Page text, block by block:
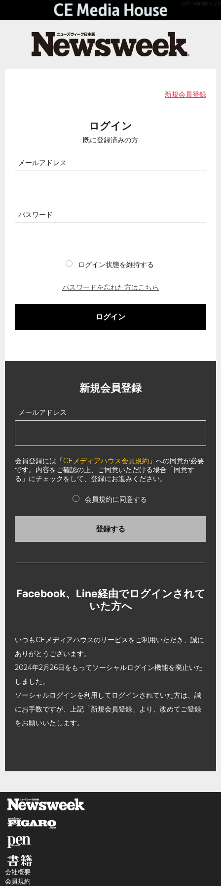
API Version 2.0
新規会員登録
ログイン
既に登録済みの方
メールアドレス
パスワード
ログイン状態を維持する
パスワードを忘れた方はこちら
ログイン
新規会員登録
メールアドレス
会員登録には「CEメディアハウス会員規約 」への同意が必要
です。内容をご確認の上、ご同意いただける場合「同意す
る」にチェックをして、登録にお進みください。
会員規約に同意する
登録する
Facebook、Line経由でログインされて
いた方へ
いつもCEメディアハウスのサービスをご利用いただき、誠に
ありがとうございます。
2024年2月26日をもってソーシャルログイン機能を廃止いた
しました。
ソーシャルログインを利用してログインされていた方は、誠
にお手数ですが、上記「新規会員登録」より、改めてご登録
をお願いいたします。
会社概要
会員規約